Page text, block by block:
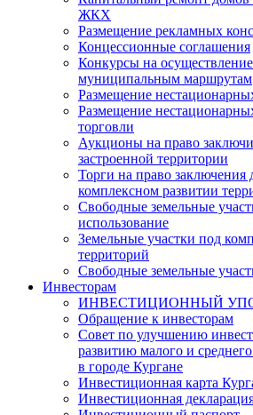
ЖКХ
Размещение рекламных
Концессионные соглашения
Конкурсы на
муниципальным маршрутам
Размещение
Размещение
торговли
Аукционы на право
застроенной территории
Торги на право заключения
комплексном развитии
Свободные земельные
использование
Земельные участки под
территорий
Свободные земельные
Инвесторам
ИНВЕСТИЦИОННЫЙ
Обращение к инвесторам
Совет по улучшению
развитию малого и
в городе Кургане
Инвестиционная карта
Инвестиционная